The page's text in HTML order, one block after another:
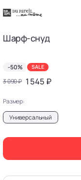
Шарф-снуд
-50% SALE
3 090 ₽ 1 545 ₽
Размер:
Универсальный